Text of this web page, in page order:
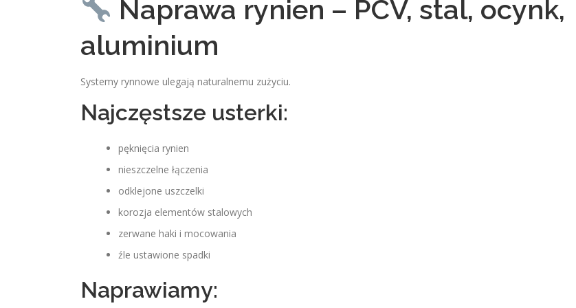
Naprawa rynien – PCV, stal, ocynk,
aluminium
Systemy rynnowe ulegają naturalnemu zużyciu.
Najczęstsze usterki:
pęknięcia rynien
nieszczelne łączenia
odklejone uszczelki
korozja elementów stalowych
zerwane haki i mocowania
źle ustawione spadki
Naprawiamy: